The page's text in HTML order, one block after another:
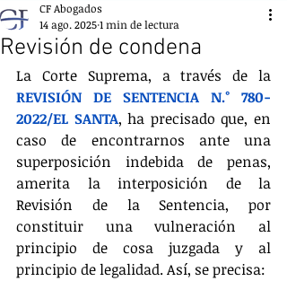
Revisión de condena
CF Abogados
14 ago. 20251 min de lectura
REVISIÓN DE SENTENCIA N.° 780-
2022/EL SANTA, ha precisado que, en
caso de encontrarnos ante una
superposición indebida de penas,
amerita la interposición de la
Revisión de la Sentencia, por
constituir una vulneración al
principio de cosa juzgada y al
principio de legalidad. Así, se precisa: